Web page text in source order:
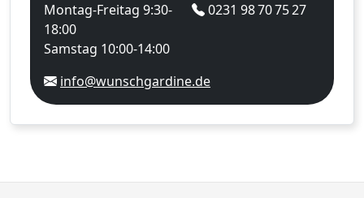
Montag-Freitag 9:30-
18:00
Samstag 10:00-14:00
0231 98 70 75 27
info@wunschgardine.de